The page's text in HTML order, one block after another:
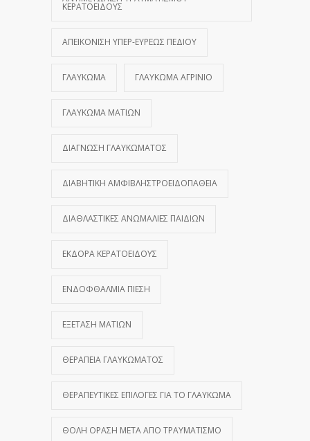
ΚΕΡΑΤΟΕΙΔΟΎΣ
ΑΠΕΙΚΌΝΙΣΗ ΥΠΕΡ-ΕΥΡΈΩΣ ΠΕΔΊΟΥ
ΓΛΑΎΚΩΜΑ ΓΛΑΎΚΩΜΑ ΑΓΡΊΝΙΟ
ΓΛΑΎΚΩΜΑ ΜΑΤΙΏΝ
ΔΙΆΓΝΩΣΗ ΓΛΑΥΚΏΜΑΤΟΣ
ΔΙΑΒΗΤΙΚΉ ΑΜΦΙΒΛΗΣΤΡΟΕΙΔΟΠΆΘΕΙΑ
ΔΙΑΘΛΑΣΤΙΚΈΣ ΑΝΩΜΑΛΊΕΣ ΠΑΙΔΙΏΝ
ΕΚΔΟΡΆ ΚΕΡΑΤΟΕΙΔΟΎΣ
ΕΝΔΟΦΘΆΛΜΙΑ ΠΊΕΣΗ
ΕΞΈΤΑΣΗ ΜΑΤΙΏΝ
ΘΕΡΑΠΕΊΑ ΓΛΑΥΚΏΜΑΤΟΣ
ΘΕΡΑΠΕΥΤΙΚΈΣ ΕΠΙΛΟΓΈΣ ΓΙΑ ΤΟ ΓΛΑΎΚΩΜΑ
ΘΟΛΉ ΌΡΑΣΗ ΜΕΤΆ ΑΠΌ ΤΡΑΥΜΑΤΙΣΜΌ